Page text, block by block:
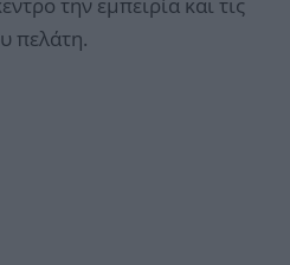
την εμπειρία και τις
πελάτη.